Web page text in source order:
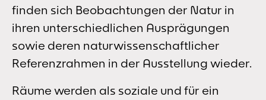
finden sich Beobachtungen der Natur in
ihren unterschiedlichen Ausprägungen
sowie deren naturwissenschaftlicher
Referenzrahmen in der Ausstellung wieder.
Räume werden als soziale und für ein